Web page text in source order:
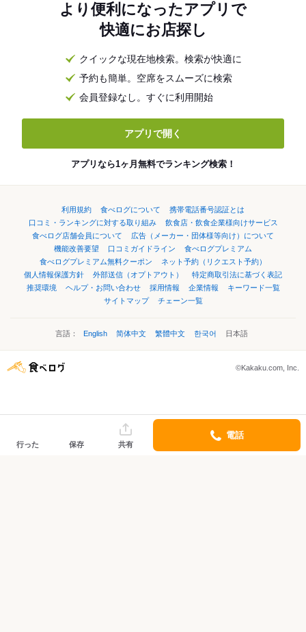
より便利になったアプリで
快適にお店探し
クイックな現在地検索。検索が快適に
予約も簡単。空席をスムーズに検索
会員登録なし。すぐに利用開始
アプリで開く
アプリなら1ヶ月無料でランキング検索！
利用規約 食べログについて
携帯電話番号認証とは
口コミ・ランキングに対する取り組み
飲食店・飲食企業様向けサービス
食べログ店舗会員について
広告（メーカー・団体様等向け）について
機能改善要望
口コミガイドライン
食べログプレミアム
食べログプレミアム無料クーポン
ネット予約（リクエスト予約）
個人情報保護方針
外部送信（オプトアウト）
特定商取引法に基づく表記
推奨環境
ヘルプ・お問い合わせ 採用情報 企業情報
キーワード一覧
サイトマップ
チェーン一覧
言語： English 简体中文 繁體中文 한국어 日本語
©Kakaku.com, Inc.
行った 保存 共有
電話